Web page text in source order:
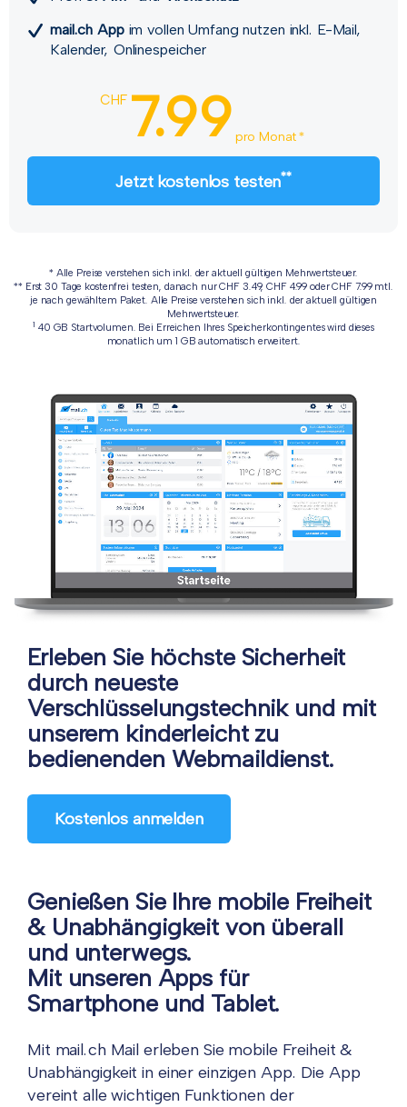
mail.ch Appim vollen Umfang nutzen inkl. E-Mail,
Kalender, Onlinespeicher
CHF 7.99 pro Monat *
Jetzt kostenlos testen**
* Alle Preise verstehen sich inkl. der aktuell gültigen Mehrwertsteuer.
** Erst 30 Tage kostenfrei testen, danach nur CHF 3.49, CHF 4.99 oder CHF 7.99 mtl.
je nach gewähltem Paket. Alle Preise verstehen sich inkl. der aktuell gültigen
Mehrwertsteuer.
1 40 GB Startvolumen. Bei Erreichen Ihres Speicherkontingentes wird dieses
monatlich um 1 GB automatisch erweitert.
Erleben Sie höchste Sicherheit
durch neueste
Verschlüsselungstechnik und mit
unserem kinderleicht zu
bedienenden Webmaildienst.
Kostenlos anmelden
Genießen Sie Ihre mobile Freiheit
& Unabhängigkeit von überall
und unterwegs.
Mit unseren Apps für
Smartphone und Tablet.
Mit mail.ch Mail erleben Sie mobile Freiheit &
Unabhängigkeit in einer einzigen App. Die App
vereint alle wichtigen Funktionen der